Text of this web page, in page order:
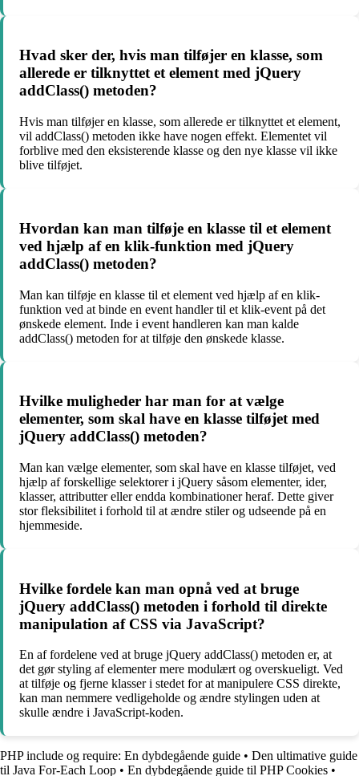
Hvad sker der, hvis man tilføjer en klasse, som
allerede er tilknyttet et element med jQuery
addClass() metoden?
Hvis man tilføjer en klasse, som allerede er tilknyttet et element,
vil addClass() metoden ikke have nogen effekt. Elementet vil
forblive med den eksisterende klasse og den nye klasse vil ikke
blive tilføjet.
Hvordan kan man tilføje en klasse til et element
ved hjælp af en klik-funktion med jQuery
addClass() metoden?
Man kan tilføje en klasse til et element ved hjælp af en klik-
funktion ved at binde en event handler til et klik-event på det
ønskede element. Inde i event handleren kan man kalde
addClass() metoden for at tilføje den ønskede klasse.
Hvilke muligheder har man for at vælge
elementer, som skal have en klasse tilføjet med
jQuery addClass() metoden?
Man kan vælge elementer, som skal have en klasse tilføjet, ved
hjælp af forskellige selektorer i jQuery såsom elementer, ider,
klasser, attributter eller endda kombinationer heraf. Dette giver
stor fleksibilitet i forhold til at ændre stiler og udseende på en
hjemmeside.
Hvilke fordele kan man opnå ved at bruge
jQuery addClass() metoden i forhold til direkte
manipulation af CSS via JavaScript?
En af fordelene ved at bruge jQuery addClass() metoden er, at
det gør styling af elementer mere modulært og overskueligt. Ved
at tilføje og fjerne klasser i stedet for at manipulere CSS direkte,
kan man nemmere vedligeholde og ændre stylingen uden at
skulle ændre i JavaScript-koden.
PHP include og require: En dybdegående guide • Den ultimative guide
til Java For-Each Loop • En dybdegående guide til PHP Cookies •